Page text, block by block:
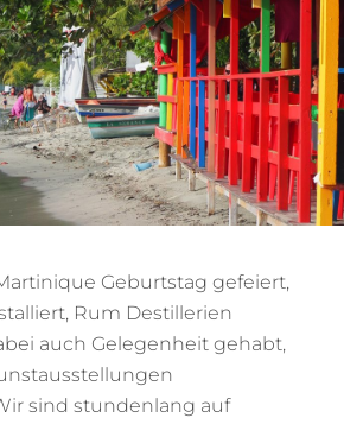
Geburtstag gefeiert,
Rum Destillerien
auch Gelegenheit gehabt,
sind stundenlang auf